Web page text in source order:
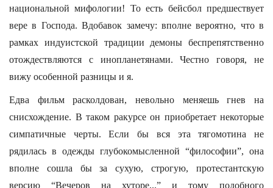
национальной мифологии! То есть бейсбол предшествует
вере в Господа. Вдобавок замечу: вполне вероятно, что в
рамках индуистской традиции демоны беспрепятственно
отождествляются с инопланетянами. Честно говоря, не
вижу особенной разницы и я.
Едва фильм расколдован, невольно меняешь гнев на
снисхождение. В таком ракурсе он приобретает некоторые
симпатичные черты. Если бы вся эта тягомотина не
рядилась в одежды глубокомысленной “философии”, она
вполне сошла бы за сухую, строгую, протестантскую
версию “Вечеров на хуторе...” и тому подобного